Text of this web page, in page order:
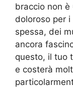
braccio non
doloroso per
spessa, dei
ancora
questo, il tuo
e costerà